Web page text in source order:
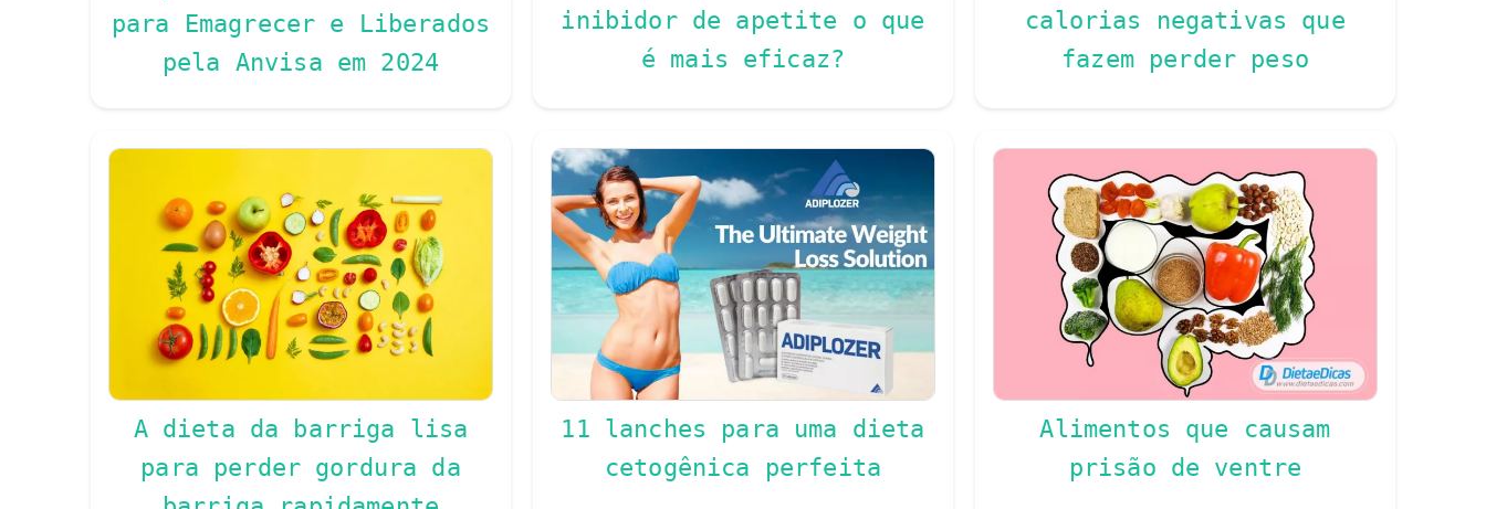
para Emagrecer e Liberados
pela Anvisa em 2024
inibidor de apetite o que
é mais eficaz?
calorias negativas que
fazem perder peso
A dieta da barriga lisa
para perder gordura da
11 lanches para uma dieta
cetogênica perfeita
Alimentos que causam
prisão de ventre